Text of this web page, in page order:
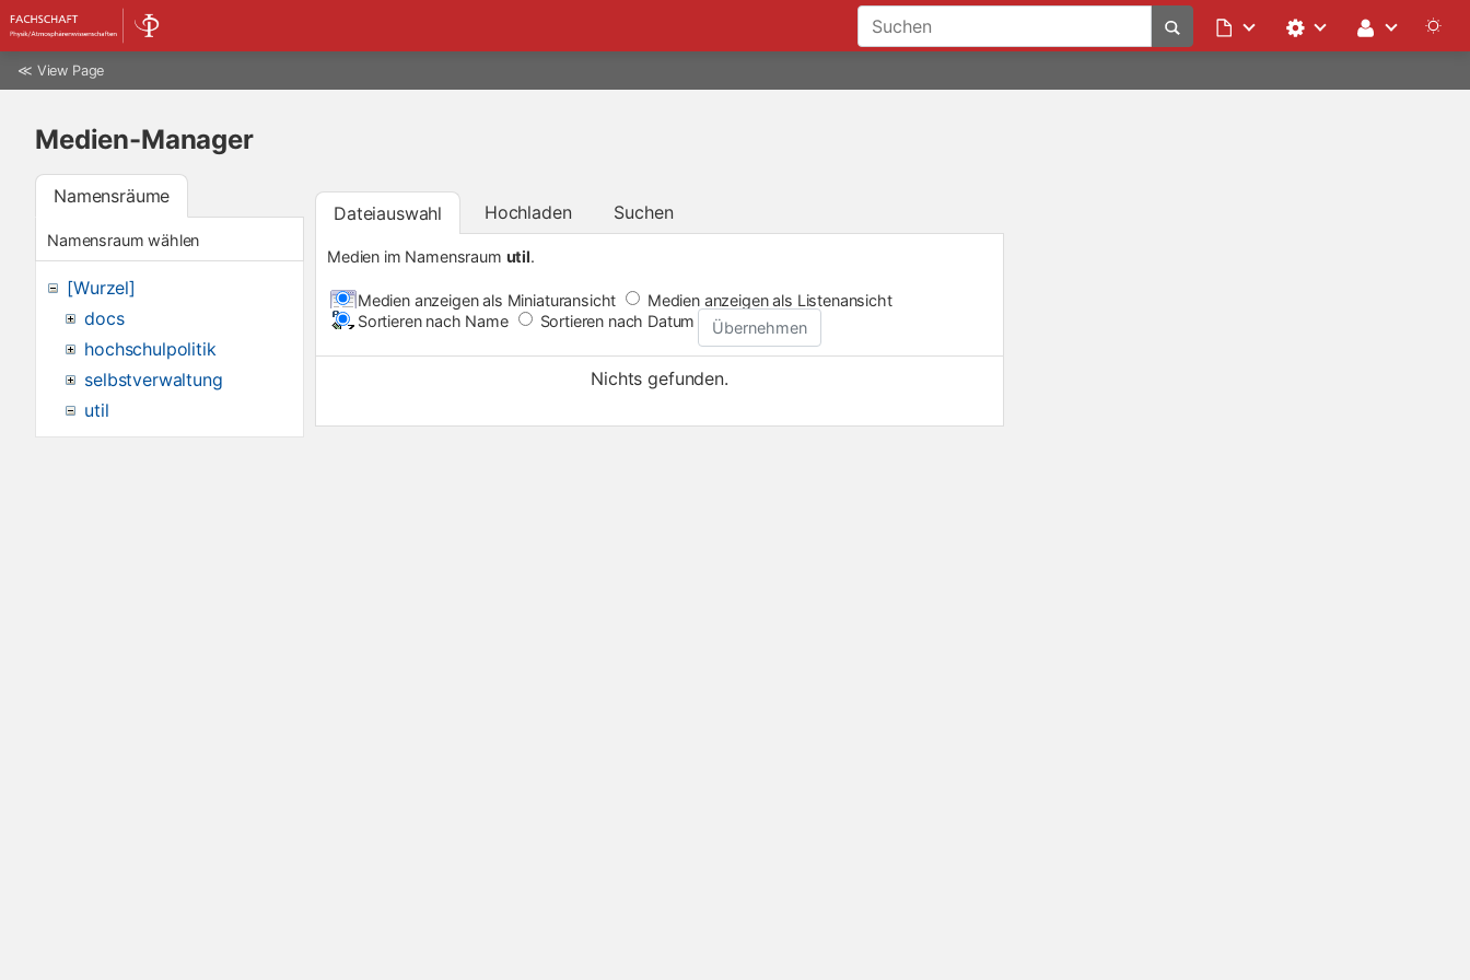
≪ View Page
Medien-Manager
Namensräume
Namensraum wählen
[Wurzel]
docs
hochschulpolitik
selbstverwaltung
util
Dateiauswahl Hochladen Suchen
Medien im Namensraum util.
Medien anzeigen als Miniaturansicht
Medien anzeigen als Listenansicht
Sortieren nach Name
Sortieren nach Datum Übernehmen
Nichts gefunden.